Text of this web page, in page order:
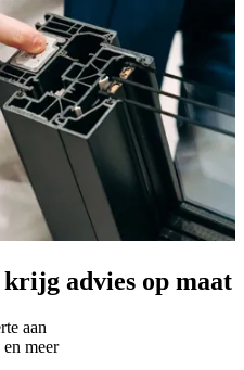
advies op maat
aan
meer